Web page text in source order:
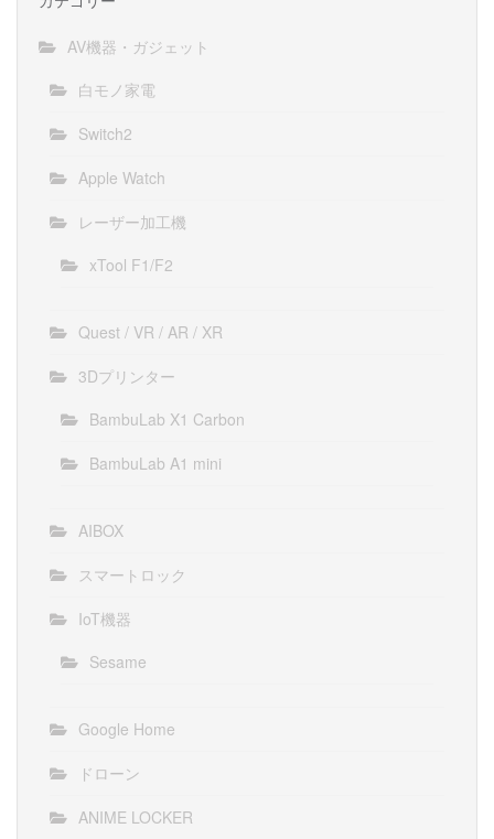
AV機器・ガジェット
白モノ家電
Switch2
Apple Watch
レーザー加工機
xTool F1/F2
Quest / VR / AR / XR
3Dプリンター
BambuLab X1 Carbon
BambuLab A1 mini
AIBOX
スマートロック
IoT機器
Sesame
Google Home
ドローン
ANIME LOCKER